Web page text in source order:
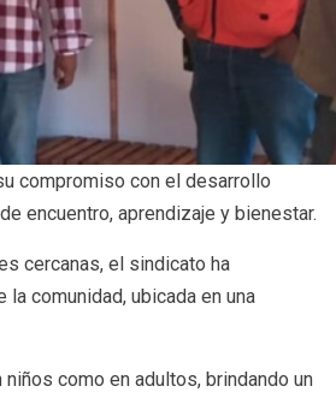
compromiso con el desarrollo
encuentro, aprendizaje y bienestar.
cercanas, el sindicato ha
comunidad, ubicada en una
como en adultos, brindando un